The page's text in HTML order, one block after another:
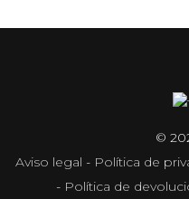
©
Aviso legal - Política de
- Política de